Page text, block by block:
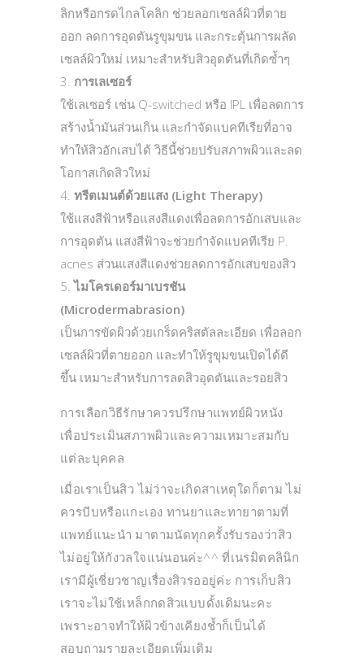
ลิกหรือกรดไกลโคลิก ช่วยลอกเซลล์ผิวที่ตาย
ออก ลดการอุดตันรูขุมขน และกระตุ้นการผลัด
เซลล์ผิวใหม่ เหมาะสำหรับสิวอุดตันที่เกิดซ้ำๆ
การเลเซอร์
ใช้เลเซอร์ เช่น Q-switched หรือ IPL เพื่อลดการ
สร้างน้ำมันส่วนเกิน และกำจัดแบคทีเรียที่อาจ
ทำให้สิวอักเสบได้ วิธีนี้ช่วยปรับสภาพผิวและลด
โอกาสเกิดสิวใหม่
ทรีตเมนต์ด้วยแสง (Light Therapy)
ใช้แสงสีฟ้าหรือแสงสีแดงเพื่อลดการอักเสบและ
การอุดตัน แสงสีฟ้าจะช่วยกำจัดแบคทีเรีย P.
acnes ส่วนแสงสีแดงช่วยลดการอักเสบของสิว
ไมโครเดอร์มาเบรชัน
(Microdermabrasion)
เป็นการขัดผิวด้วยเกร็ดคริสตัลละเอียด เพื่อลอก
เซลล์ผิวที่ตายออก และทำให้รูขุมขนเปิดได้ดี
ขึ้น เหมาะสำหรับการลดสิวอุดตันและรอยสิว
การเลือกวิธีรักษาควรปรึกษาแพทย์ผิวหนัง
เพื่อประเมินสภาพผิวและความเหมาะสมกับ
แต่ละบุคคล
เมื่อเราเป็นสิว ไม่ว่าจะเกิดสาเหตุใดก็ตาม ไม่
ควรบีบหรือแกะเอง ทานยาและทายาตามที่
แพทย์แนะนำ มาตามนัดทุกครั้งรับรองว่าสิว
ไม่อยู่ให้กังวลใจแน่นอนค่ะ^^ ที่เนรมิตคลินิก
เรามีผู้เชี่ยวชาญเรื่องสิวรออยู่ค่ะ การเก็บสิว
เราจะไม่ใช้เหล็กกดสิวแบบดั้งเดิมนะคะ
เพราะอาจทำให้ผิวข้างเคียงช้ำก็เป็นได้
สอบถามรายละเอียดเพิ่มเติม